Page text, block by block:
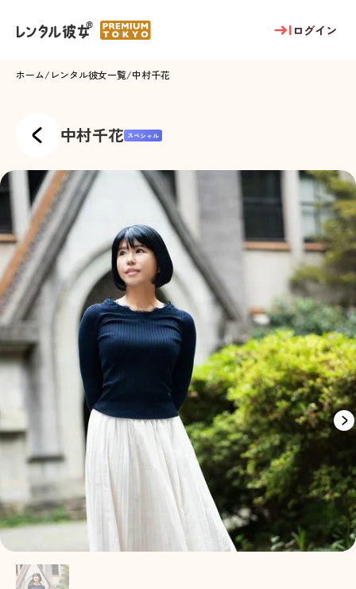
ログイン
ホーム/レンタル彼女一覧/中村千花
中村千花 スペシャル